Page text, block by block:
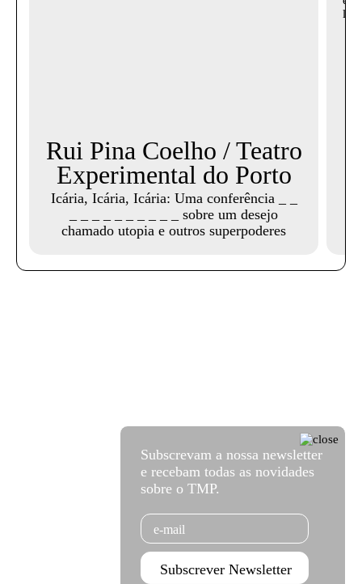
Rui Pina Coelho / Teatro
Experimental do Porto
Icária, Icária, Icária: Uma conferência _ _
_ _ _ _ _ _ _ _ _ _ sobre um desejo
chamado utopia e outros superpoderes
Subscrevam a nossa newsletter
e recebam todas as novidades
sobre o TMP.
Email
Subscrever Newsletter